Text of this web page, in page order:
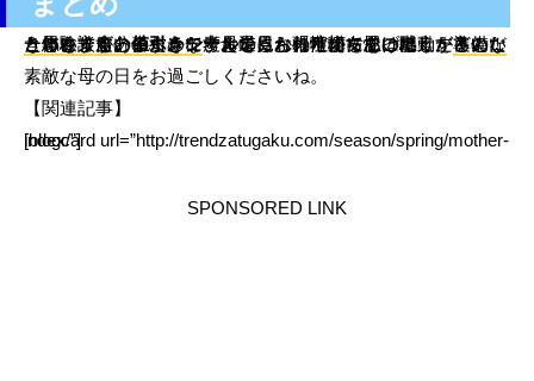
一年に一度のイベント、母の日。張り切ってご馳走を準備したつもりが、値引きシール
を見られ喧嘩になった・・・という体験談もあるようです。逆にお得だからそのほうが良い！という方もいます。一度お母さんの性格を思い出し、
どんなことをすると喜ぶかな
、としっかり考えてあげてください。きっと、自分のために考えてくれた！に女性は感動するのだと思います。
素敵な母の日をお過ごしくださいね。
【関連記事】
[blogcard url=”http://trendzatugaku.com/season/spring/mother-index/”]
SPONSORED LINK